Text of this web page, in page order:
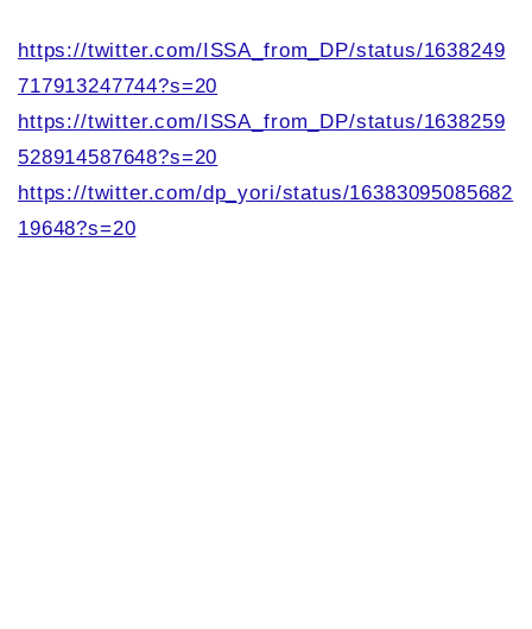
https://twitter.com/ISSA_from_DP/status/1638249
717913247744?s=20
https://twitter.com/ISSA_from_DP/status/1638259
528914587648?s=20
https://twitter.com/dp_yori/status/16383095085682
19648?s=20